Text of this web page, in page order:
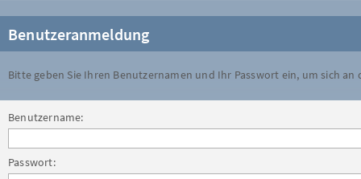
Benutzeranmeldung
Bitte geben Sie Ihren Benutzernamen und Ihr Passwort ein, um sich an
Benutzername:
Passwort: